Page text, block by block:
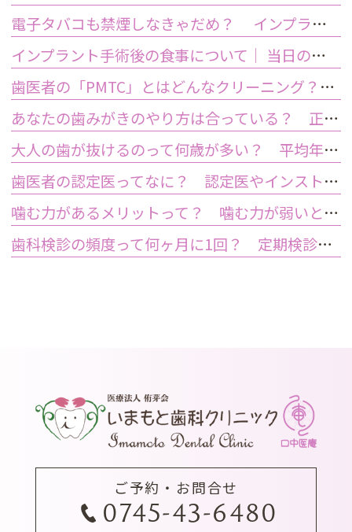
電子タバコも禁煙しなきゃだめ？ インプラント手術前後の喫煙が及ぼす影響とは？
インプラント手術後の食事について｜ 当日の注意点・いつから普通の食事ができる？
歯医者の「PMTC」とはどんなクリーニング？スケーリングとは何が違うの？
あなたの歯みがきのやり方は合っている？ 正しい歯みがき方法と間違った方法
大人の歯が抜けるのって何歳が多い？ 平均年齢と原因について
歯医者の認定医ってなに？ 認定医やインストラクターの資格を持つ歯医者のメリット
噛む力があるメリットって？ 噛む力が弱いとどうなるの？
歯科検診の頻度って何ヶ月に1回？ 定期検診って何するの？
ご予約・お問合せ
0745-43-6480